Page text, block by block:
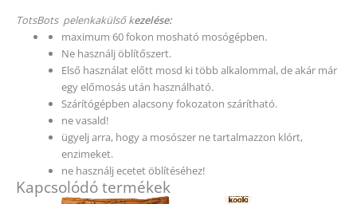
TotsBots pelenkakülső kezelése:
maximum 60 fokon mosható mosógépben.
Ne használj öblítőszert.
Első használat előtt mosd ki több alkalommal, de akár már
egy előmosás után használható.
Szárítógépben alacsony fokozaton szárítható.
ne vasald!
ügyelj arra, hogy a mosószer ne tartalmazzon klórt,
enzimeket.
ne használj ecetet öblítéséhez!
Kapcsolódó termékek